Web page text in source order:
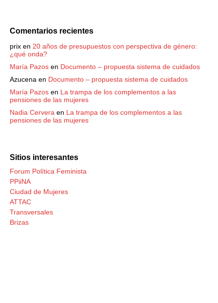
Comentarios recientes
prix en 20 años de presupuestos con perspectiva de género:
¿qué onda?
María Pazos en Documento – propuesta sistema de cuidados
Azucena en Documento – propuesta sistema de cuidados
María Pazos en La trampa de los complementos a las
pensiones de las mujeres
Nadia Cervera en La trampa de los complementos a las
pensiones de las mujeres
Sitios interesantes
Forum Política Feminista
PPiiNA
Ciudad de Mujeres
ATTAC
Transversales
Brizas